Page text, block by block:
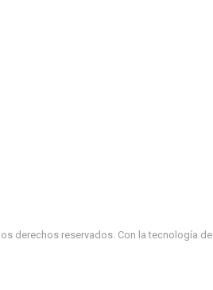
derechos reservados. Con la tecnología de